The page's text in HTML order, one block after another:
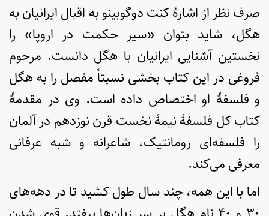
صرف نظر از اشارۀ کنت دوگوبینو به اقبال ایرانیان به
هگل، شاید بتوان «سیر حکمت در اروپا» را
نخستین آشنایی ایرانیان با هگل دانست. مرحوم
فروغی در این کتاب بخشی نسبتاً مفصل را به هگل
و فلسفۀ او اختصاص داده است. وی در مقدمۀ
کتاب کل فلسفۀ نیمۀ نخست قرن نوزدهم در آلمان
را فلسفه‌ای رومانتیک، شاعرانه و شبه عرفانی
معرفی می‌کند.
اما با این همه، چند سال طول کشید تا در دهه‌های